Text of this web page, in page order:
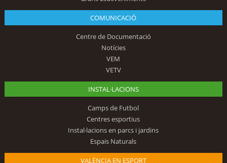
COMUNICACIÓ
Centre de Documentació
Notícies
VEM
VETV
INSTAL·LACIONS
Camps de Futbol
Centres esportius
Instal·lacions en parcs i jardins
Espais Naturals
VALÈNCIA EN ESPORT